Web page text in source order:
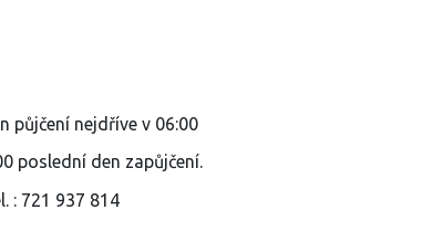
půjčení nejdříve v 06:00
poslední den zapůjčení.
: 721 937 814